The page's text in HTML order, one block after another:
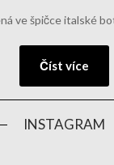
ve špičce italské
Číst více
INSTAGRAM